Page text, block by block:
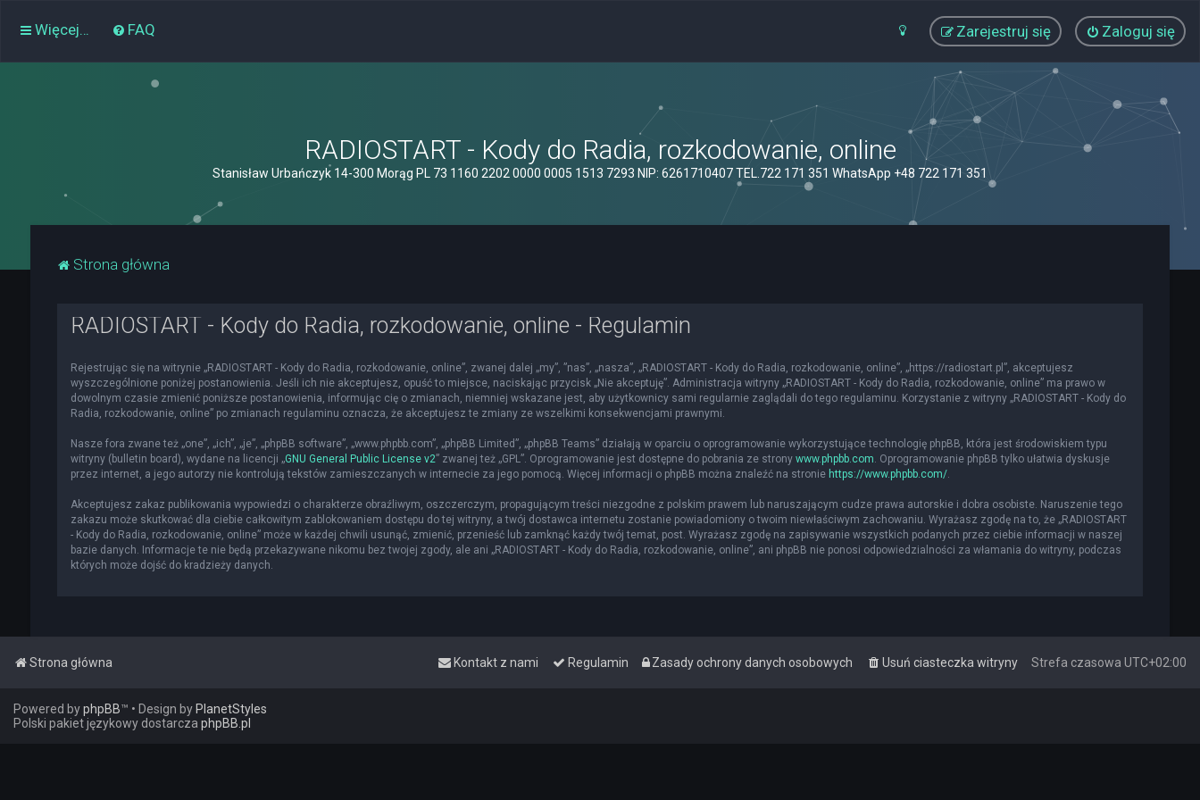
Więcej… FAQ Zaloguj się
Zarejestruj się
RADIOSTART - Kody do Radia, rozkodowanie, online
Stanisław Urbańczyk 14-300 Morąg PL 73 1160 2202 0000 0005 1513 7293 NIP: 6261710407 TEL.722 171 351 WhatsApp +48 722 171 351
Strona główna
RADIOSTART - Kody do Radia, rozkodowanie, online - Regulamin
Rejestrując się na witrynie „RADIOSTART - Kody do Radia, rozkodowanie, online”, zwanej dalej „my”, ”nas”, „nasza”, „RADIOSTART - Kody do Radia, rozkodowanie, online”, „https://radiostart.pl”, akceptujesz
wyszczególnione poniżej postanowienia. Jeśli ich nie akceptujesz, opuść to miejsce, naciskając przycisk „Nie akceptuję”. Administracja witryny „RADIOSTART - Kody do Radia, rozkodowanie, online” ma prawo w
dowolnym czasie zmienić poniższe postanowienia, informując cię o zmianach, niemniej wskazane jest, aby użytkownicy sami regularnie zaglądali do tego regulaminu. Korzystanie z witryny „RADIOSTART - Kody do
Radia, rozkodowanie, online” po zmianach regulaminu oznacza, że akceptujesz te zmiany ze wszelkimi konsekwencjami prawnymi.
Nasze fora zwane też „one”, „ich”, „je”, „phpBB software”, „www.phpbb.com”, „phpBB Limited”, „phpBB Teams” działają w oparciu o oprogramowanie wykorzystujące technologię phpBB, która jest środowiskiem typu
witryny (bulletin board), wydane na licencji „GNU General Public License v2” zwanej też „GPL”. Oprogramowanie jest dostępne do pobrania ze strony www.phpbb.com. Oprogramowanie phpBB tylko ułatwia dyskusje
przez internet, a jego autorzy nie kontrolują tekstów zamieszczanych w internecie za jego pomocą. Więcej informacji o phpBB można znaleźć na stronie https://www.phpbb.com/.
Akceptujesz zakaz publikowania wypowiedzi o charakterze obraźliwym, oszczerczym, propagującym treści niezgodne z polskim prawem lub naruszającym cudze prawa autorskie i dobra osobiste. Naruszenie tego
zakazu może skutkować dla ciebie całkowitym zablokowaniem dostępu do tej witryny, a twój dostawca internetu zostanie powiadomiony o twoim niewłaściwym zachowaniu. Wyrażasz zgodę na to, że „RADIOSTART
- Kody do Radia, rozkodowanie, online” może w każdej chwili usunąć, zmienić, przenieść lub zamknąć każdy twój temat, post. Wyrażasz zgodę na zapisywanie wszystkich podanych przez ciebie informacji w naszej
bazie danych. Informacje te nie będą przekazywane nikomu bez twojej zgody, ale ani „RADIOSTART - Kody do Radia, rozkodowanie, online”, ani phpBB nie ponosi odpowiedzialności za włamania do witryny, podczas
których może dojść do kradzieży danych.
Strona główna Strefa czasowa UTC+02:00
Usuń ciasteczka witryny
Zasady ochrony danych osobowych
Regulamin
Kontakt z nami
Powered byphpBB™ • Design by PlanetStyles
Polski pakiet językowy dostarcza phpBB.pl